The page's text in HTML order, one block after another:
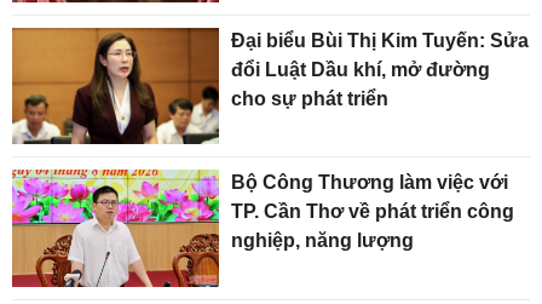
Đại biểu Bùi Thị Kim Tuyến: Sửa
đổi Luật Dầu khí, mở đường
cho sự phát triển
Bộ Công Thương làm việc với
TP. Cần Thơ về phát triển công
nghiệp, năng lượng